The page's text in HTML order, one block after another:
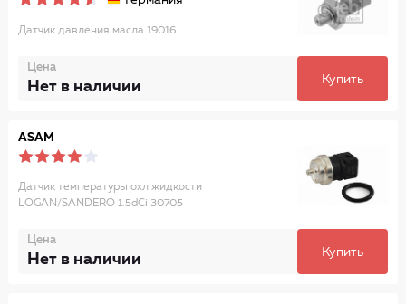
Датчик давления масла 19016
Цена
Нет в наличии Купить
ASAM
Датчик температуры охл жидкости
LOGAN/SANDERO 1.5dCi 30705
Цена
Нет в наличии Купить